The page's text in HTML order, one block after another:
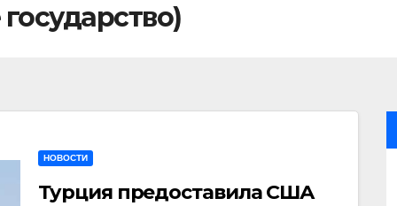
НОВОСТИ
Турция предоставила США